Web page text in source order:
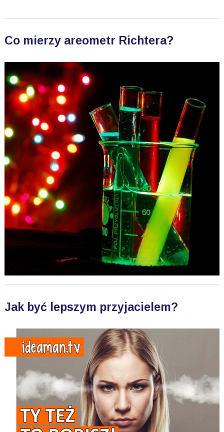
Co mierzy areometr Richtera?
Jak być lepszym przyjacielem?